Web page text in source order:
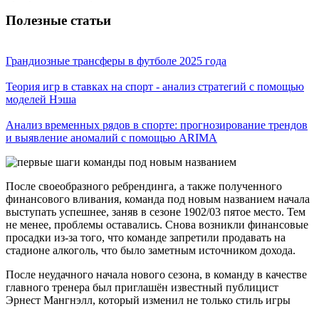
Полезные статьи
Грандиозные трансферы в футболе 2025 года
Теория игр в ставках на спорт - анализ стратегий с помощью
моделей Нэша
Анализ временных рядов в спорте: прогнозирование трендов
и выявление аномалий с помощью ARIMA
После своеобразного ребрендинга, а также полученного
финансового вливания, команда под новым названием начала
выступать успешнее, заняв в сезоне 1902/03 пятое место. Тем
не менее, проблемы оставались. Снова возникли финансовые
просадки из-за того, что команде запретили продавать на
стадионе алкоголь, что было заметным источником дохода.
После неудачного начала нового сезона, в команду в качестве
главного тренера был приглашён известный публицист
Эрнест Мангнэлл, который изменил не только стиль игры